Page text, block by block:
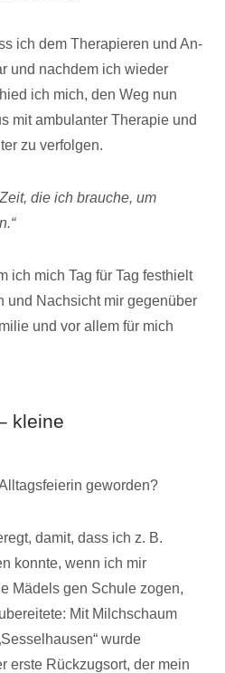
ich dem Therapieren und An-
und nachdem ich wieder
ich mich, den Weg nun
mit ambulanter Therapie und
zu verfolgen.
die ich brauche, um
ich mich Tag für Tag festhielt
und Nachsicht mir gegenüber
und vor allem für mich
kleine
geworden?
damit, dass ich z. B.
konnte, wenn ich mir
Mädels gen Schule zogen,
Mit Milchschaum
wurde
erste Rückzugsort, der mein